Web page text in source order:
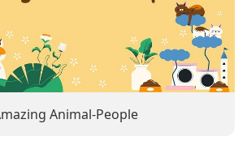
Animal-People